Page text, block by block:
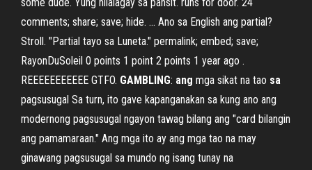
comments; share; save; hide. ... Ano sa English ang partial?
Stroll. "Partial tayo sa Luneta." permalink; embed; save;
RayonDuSoleil 0 points 1 point 2 points 1 year ago .
REEEEEEEEEEE GTFO. GAMBLING: ang mga sikat na tao sa
pagsusugal Sa turn, ito gave kapanganakan sa kung ano ang
modernong pagsusugal ngayon tawag bilang ang "card bilangin
ang pamamaraan." Ang mga ito ay ang mga tao na may
ginawang pagsusugal sa mundo ng isang tunay na